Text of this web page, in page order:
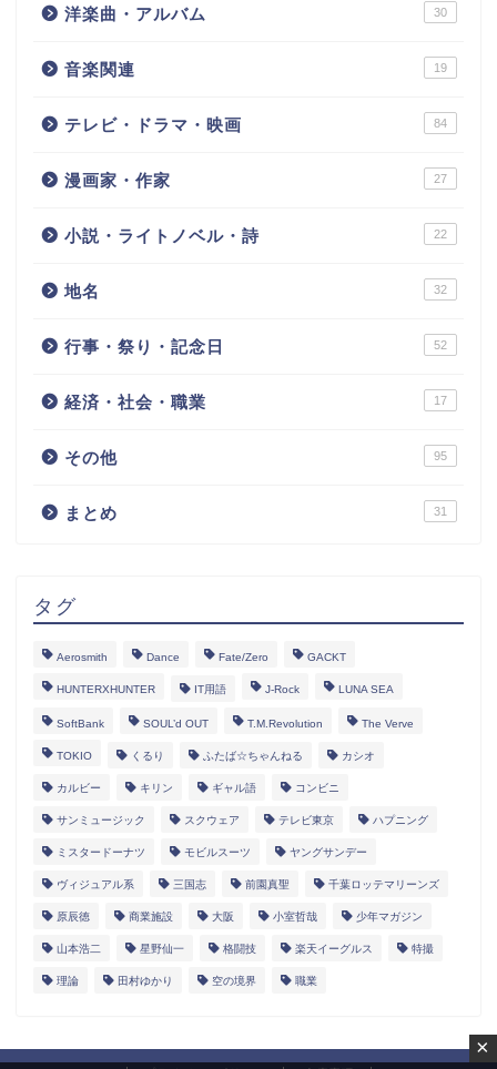
洋楽曲・アルバム 30
音楽関連 19
テレビ・ドラマ・映画 84
漫画家・作家 27
小説・ライトノベル・詩 22
地名 32
行事・祭り・記念日 52
経済・社会・職業 17
その他 95
まとめ 31
タグ
Aerosmith Dance Fate/Zero GACKT
HUNTERXHUNTER IT用語 J-Rock LUNA SEA
SoftBank SOUL’d OUT T.M.Revolution The Verve
TOKIO くるり ふたば☆ちゃんねる カシオ
カルビー キリン ギャル語 コンビニ
サンミュージック スクウェア テレビ東京 ハプニング
ミスタードーナツ モビルスーツ ヤングサンデー
ヴィジュアル系 三国志 前園真聖 千葉ロッテマリーンズ
原辰徳 商業施設 大阪 小室哲哉 少年マガジン
山本浩二 星野仙一 格闘技 楽天イーグルス 特撮
理論 田村ゆかり 空の境界 職業
×